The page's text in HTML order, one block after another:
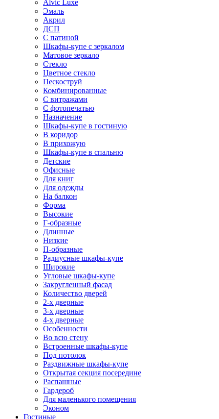
Alvic Luxe
Эмаль
Акрил
ДСП
С патиной
Шкафы-купе с зеркалом
Матовое зеркало
Стекло
Цветное стекло
Пескоструй
Комбинированные
С витражами
С фотопечатью
Назначение
Шкафы-купе в гостиную
В коридор
В прихожую
Шкафы-купе в спальню
Детские
Офисные
Для книг
Для одежды
На балкон
Форма
Высокие
Г-образные
Длинные
Низкие
П-образные
Радиусные шкафы-купе
Широкие
Угловые шкафы-купе
Закругленный фасад
Количество дверей
2-х дверные
3-х дверные
4-х дверные
Особенности
Во всю стену
Встроенные шкафы-купе
Под потолок
Раздвижные шкафы-купе
Открытая секция посередине
Распашные
Гардероб
Для маленького помещения
Эконом
Гостиные